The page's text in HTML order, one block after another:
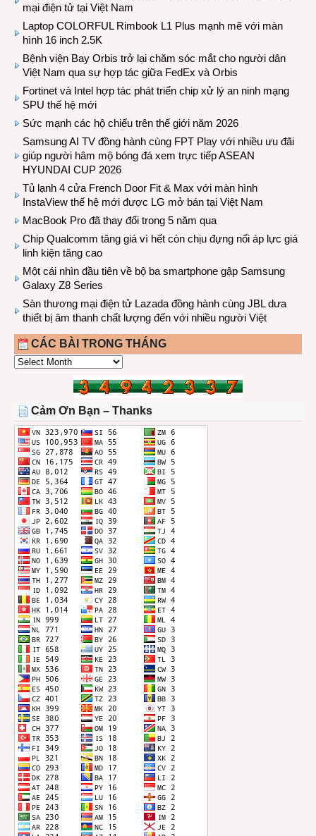
mại điện tử tại Việt Nam
Laptop COLORFUL Rimbook L1 Plus mạnh mẽ với màn
hình 16 inch 2.5K
Bệnh viện Bay Orbis trở lại chăm sóc mắt cho người dân
Việt Nam qua sự hợp tác giữa FedEx và Orbis
Fortinet và Intel hợp tác phát triển chip xử lý an ninh mạng
SPU thế hệ mới
Sức mạnh các hộ chiếu trên thế giới năm 2026
Samsung AI TV đồng hành cùng FPT Play với nhiều ưu đãi
giúp người hâm mộ bóng đá xem trực tiếp ASEAN
HYUNDAI CUP 2026
Tủ lạnh 4 cửa French Door Fit & Max với màn hình
InstaView thế hệ mới được LG mở bán tại Việt Nam
MacBook Pro đã thay đổi trong 5 năm qua
Chip Qualcomm tăng giá vì hết còn chịu đựng nổi áp lực giá
linh kiện tăng cao
Một cái nhìn đầu tiên về bộ ba smartphone gập Samsung
Galaxy Z8 Series
Sàn thương mại điện tử Lazada đồng hành cùng JBL dưa
thiết bị âm thanh chất lượng đến với nhiều người Việt
CÁC BÀI TRONG THÁNG
CÁC
THÁNG
Cảm Ơn Bạn – Thanks